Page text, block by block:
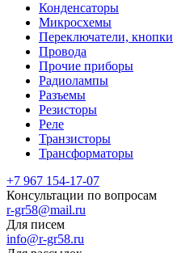
Конденсаторы
Микросхемы
Переключатели, кнопки
Провода
Прочие приборы
Радиолампы
Разъемы
Резисторы
Реле
Транзисторы
Трансформаторы
+7 967 154-17-07
Консультации по вопросам
r-gr58@mail.ru
Для писем
info@r-gr58.ru